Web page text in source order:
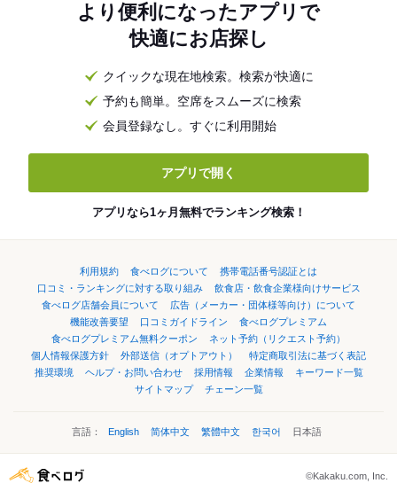
より便利になったアプリで
快適にお店探し
クイックな現在地検索。検索が快適に
予約も簡単。空席をスムーズに検索
会員登録なし。すぐに利用開始
アプリで開く
アプリなら1ヶ月無料でランキング検索！
利用規約 食べログについて
携帯電話番号認証とは
口コミ・ランキングに対する取り組み
飲食店・飲食企業様向けサービス
食べログ店舗会員について
広告（メーカー・団体様等向け）について
機能改善要望
口コミガイドライン
食べログプレミアム
食べログプレミアム無料クーポン
ネット予約（リクエスト予約）
個人情報保護方針
外部送信（オプトアウト）
特定商取引法に基づく表記
推奨環境
ヘルプ・お問い合わせ 採用情報 企業情報
キーワード一覧
サイトマップ
チェーン一覧
言語： English 简体中文 繁體中文 한국어 日本語
©Kakaku.com, Inc.